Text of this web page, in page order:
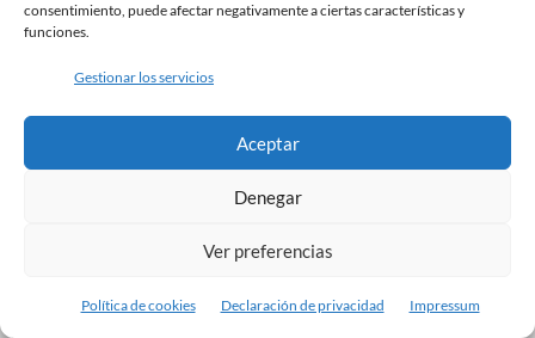
consentimiento, puede afectar negativamente a ciertas características y
funciones.
Gestionar los servicios
Aceptar
Denegar
Ver preferencias
Política de cookies Declaración de privacidad Impressum
C/José Rizal 53 local 3,
ÚLTIMOS CURSOS EDUCAR EN CASA